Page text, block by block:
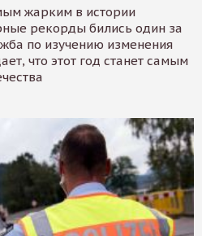
жарким в истории
рекорды бились один за
по изучению изменения
что этот год станет самым